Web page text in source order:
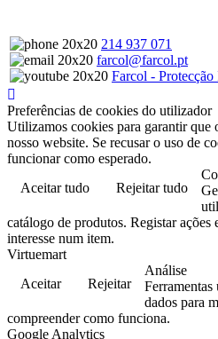
214 937 071
farcol@farcol.pt
Farcol -
Preferências de cookies do utilizador
Utilizamos cookies para garantir que
nosso website. Se recusar o uso de
funcionar como esperado.
Aceitar tudo
Rejeitar tudo
catálogo de produtos. Registar ações
interesse num item.
Virtuemart
Aceitar
Rejeitar
Análise
Ferramentas
dados para
compreender como funciona.
Google Analytics